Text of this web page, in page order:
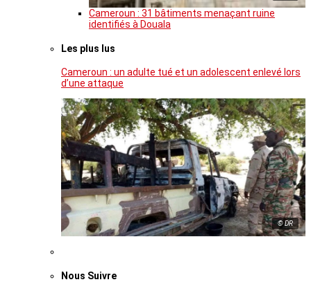
Cameroun : 31 bâtiments menaçant ruine
identifiés à Douala
Les plus lus
Cameroun : un adulte tué et un adolescent enlevé lors
d’une attaque
© DR
Nous Suivre